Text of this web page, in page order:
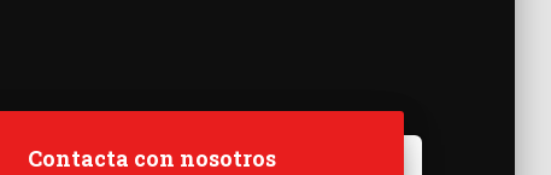
Contacta con nosotros